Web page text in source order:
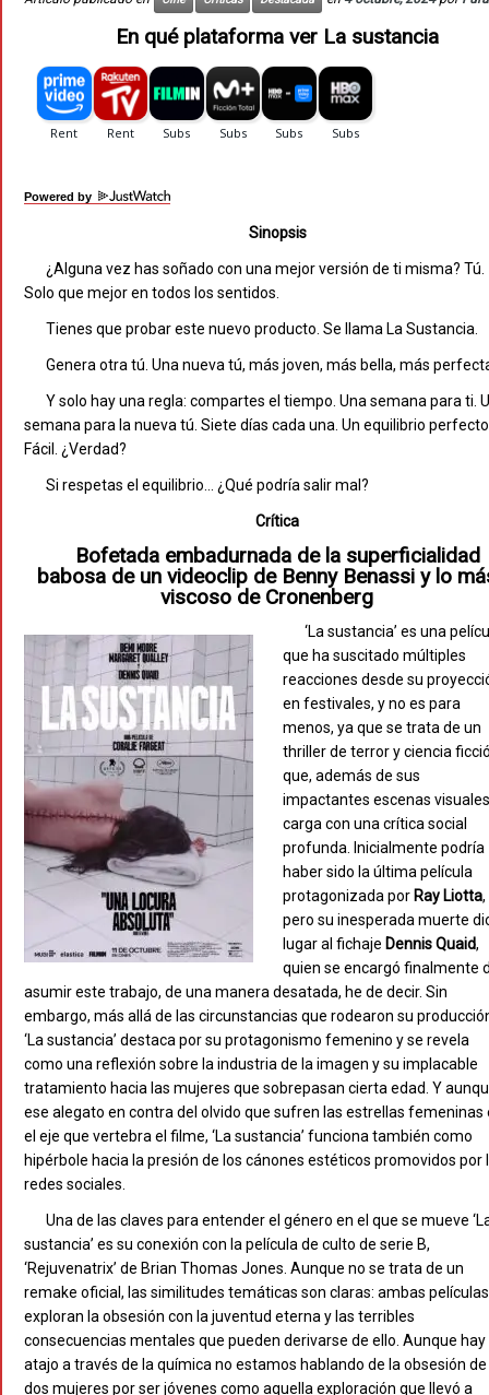
En qué plataforma ver La sustancia
Powered by
Sinopsis
¿Alguna vez has soñado con una mejor versión de ti misma? Tú.
Solo que mejor en todos los sentidos.
Tienes que probar este nuevo producto. Se llama La Sustancia.
Genera otra tú. Una nueva tú, más joven, más bella, más
Y solo hay una regla: compartes el tiempo. Una semana para ti.
semana para la nueva tú. Siete días cada una. Un equilibrio
Fácil. ¿Verdad?
Si respetas el equilibrio… ¿Qué podría salir mal?
Crítica
Bofetada embadurnada de la superficialidad
babosa de un videoclip de Benny Benassi y lo
viscoso de Cronenberg
‘La sustancia’ es una
que ha suscitado múltiples
reacciones desde su
en festivales, y no es para
menos, ya que se trata de un
thriller de terror y ciencia
que, además de sus
impactantes escenas
carga con una crítica social
profunda. Inicialmente podría
haber sido la última película
protagonizada por Ray Liotta,
pero su inesperada muerte
lugar al fichaje Dennis Quaid,
quien se encargó finalmente
asumir este trabajo, de una manera desatada, he de decir. Sin
embargo, más allá de las circunstancias que rodearon su
‘La sustancia’ destaca por su protagonismo femenino y se revela
como una reflexión sobre la industria de la imagen y su implacable
tratamiento hacia las mujeres que sobrepasan cierta edad. Y
ese alegato en contra del olvido que sufren las estrellas femeninas
el eje que vertebra el filme, ‘La sustancia’ funciona también como
hipérbole hacia la presión de los cánones estéticos promovidos por
redes sociales.
Una de las claves para entender el género en el que se mueve
sustancia’ es su conexión con la película de culto de serie B,
‘Rejuvenatrix’ de Brian Thomas Jones. Aunque no se trata de un
remake oficial, las similitudes temáticas son claras: ambas películas
exploran la obsesión con la juventud eterna y las terribles
consecuencias mentales que pueden derivarse de ello. Aunque hay
atajo a través de la química no estamos hablando de la obsesión de
dos mujeres por ser jóvenes como aquella exploración que llevó a